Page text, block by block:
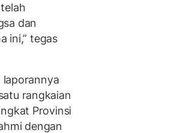
dan
ini,” tegas
laporannya
rangkaian
Provinsi
dengan